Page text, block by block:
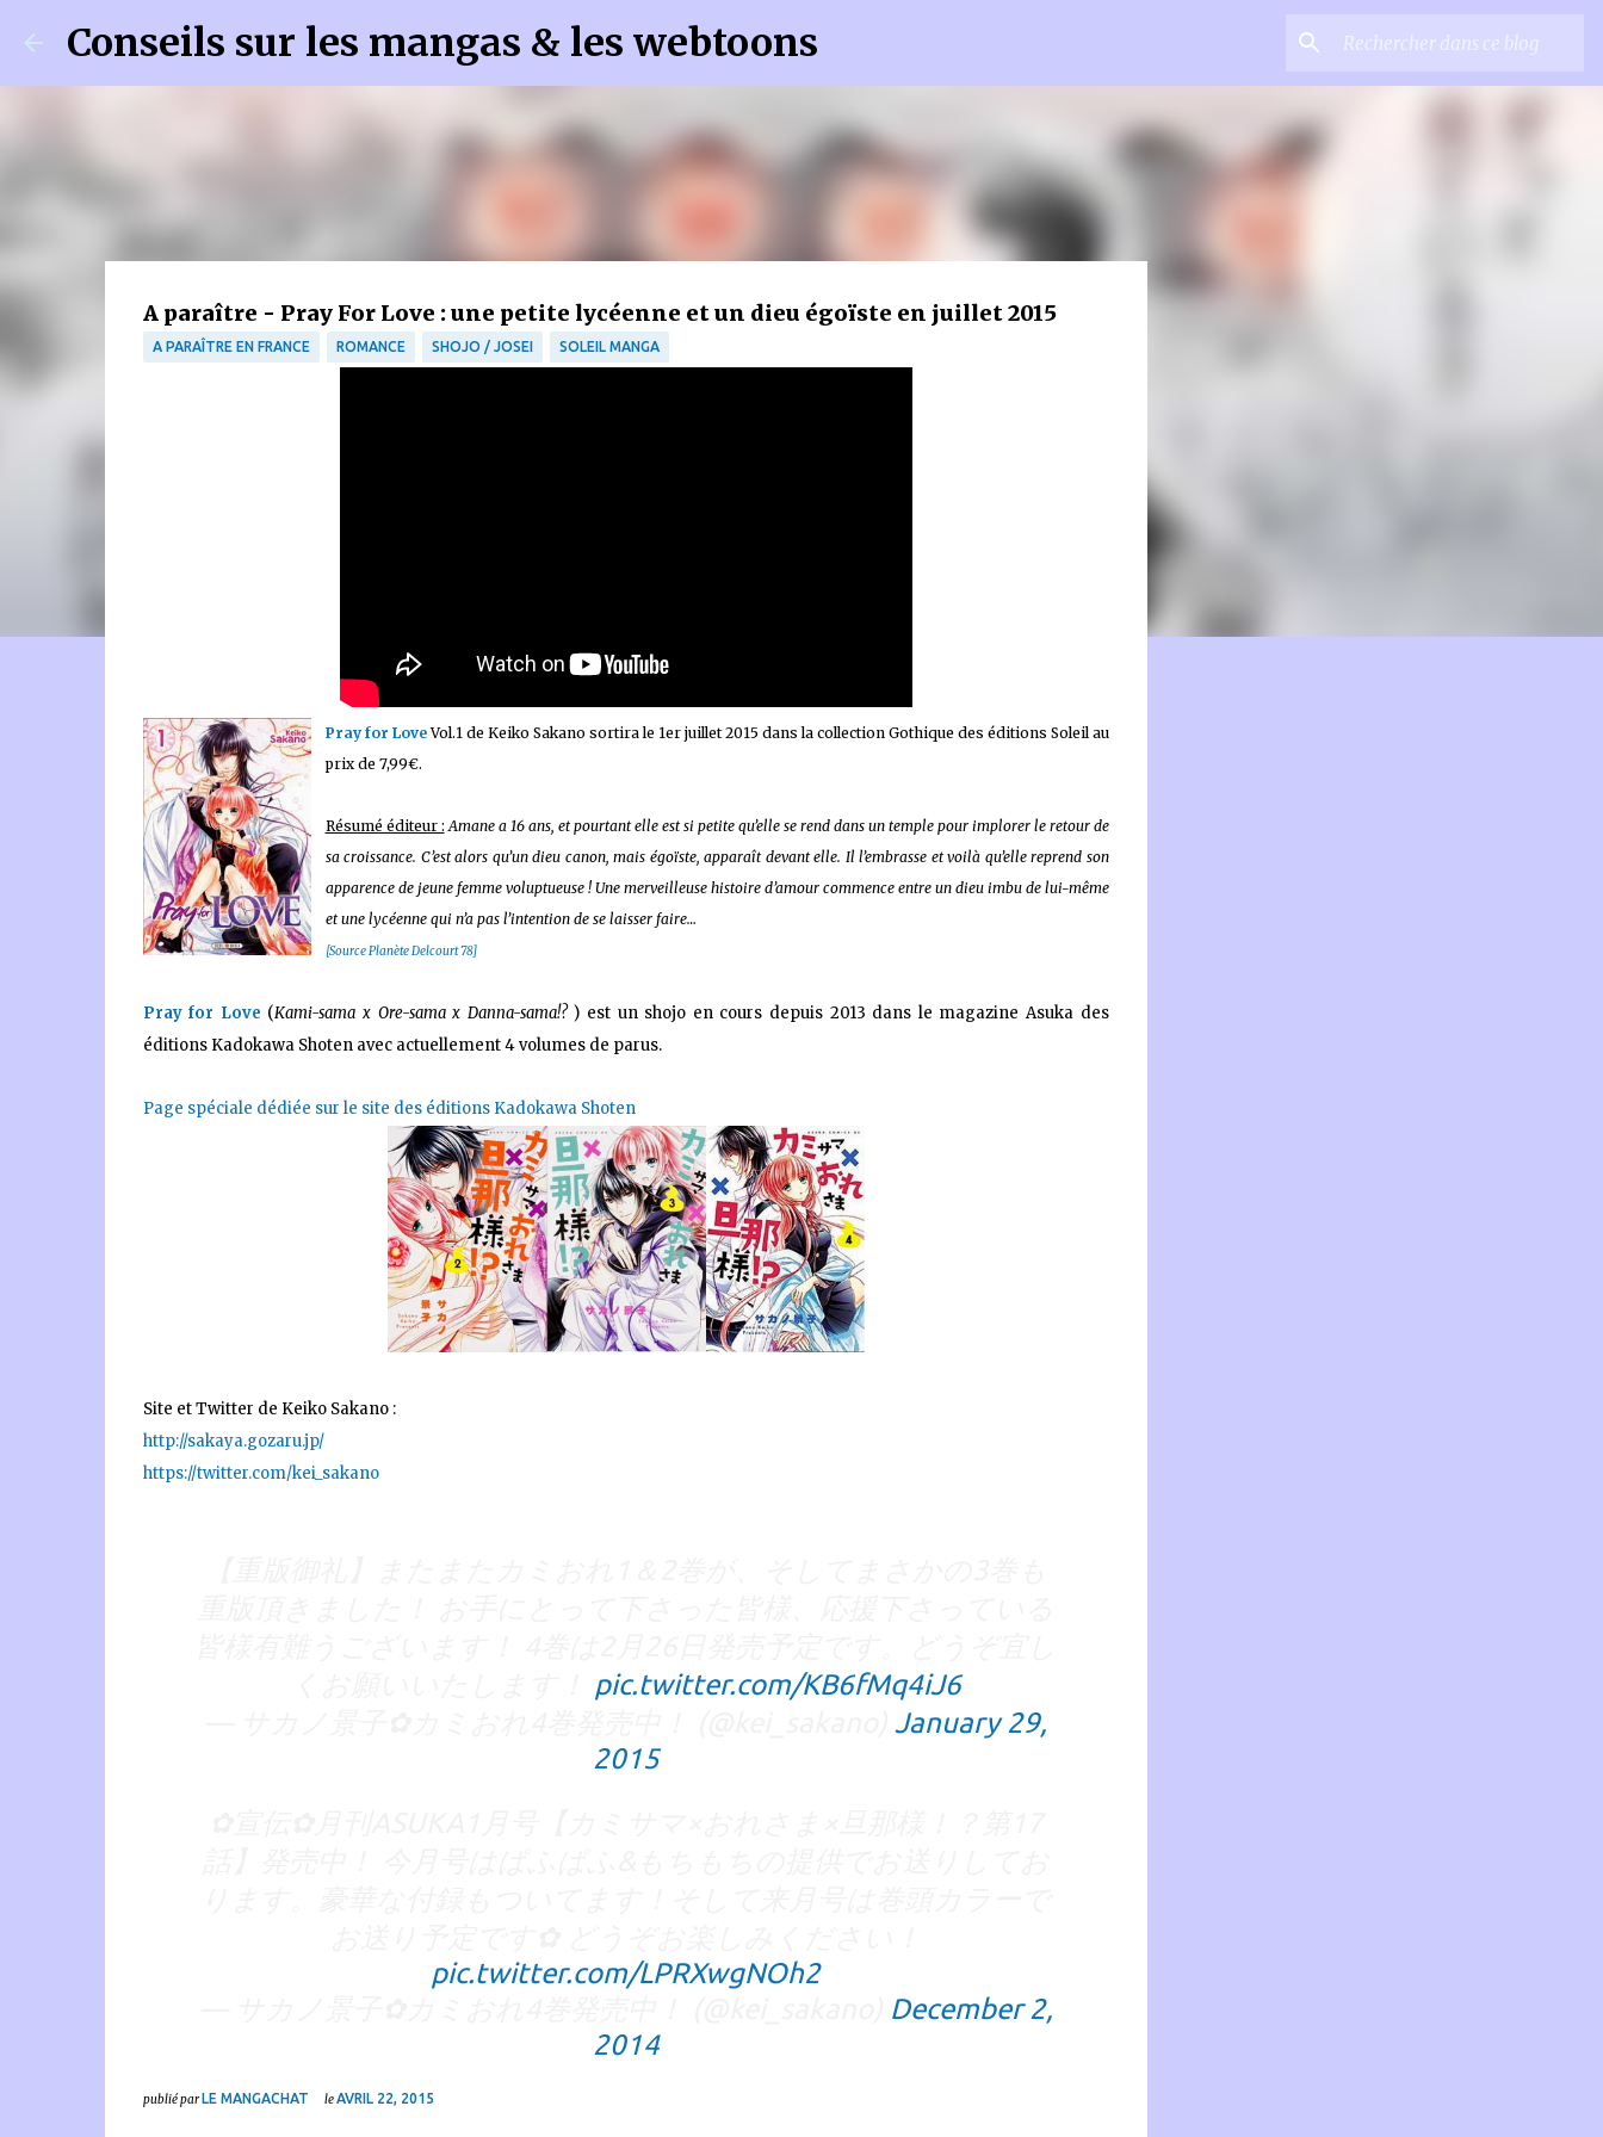
Accéder au contenu principal
Conseils sur les mangas & les webtoons
🐈‍⬛ En tant que Partenaire Amazon, je réalise un bénéfice sur les achats remplissant les conditions requises quand vous achetez sur Amazon.fr
A paraître - Pray For Love : une petite lycéenne et un dieu égoïste en juillet 2015
A PARAÎTRE EN FRANCE ROMANCE SHOJO / JOSEI SOLEIL MANGA
Pray for LoveVol.1 de Keiko Sakano sortira le 1er juillet 2015 dans la collection Gothique des éditions Soleil au
prix de 7,99€.
Résumé éditeur : Amane a 16 ans, et pourtant elle est si petite qu’elle se rend dans un temple pour implorer le retour de
sa croissance. C’est alors qu’un dieu canon, mais égoïste, apparaît devant elle. Il l’embrasse et voilà qu’elle reprend son
apparence de jeune femme voluptueuse ! Une merveilleuse histoire d’amour commence entre un dieu imbu de lui-même
et une lycéenne qui n’a pas l’intention de se laisser faire…
[Source Planète Delcourt 78]
Pray for Love (Kami-sama x Ore-sama x Danna-sama!?) est un shojo en cours depuis 2013 dans le magazine Asuka des
éditions Kadokawa Shoten avec actuellement 4 volumes de parus.
Page spéciale dédiée sur le site des éditions Kadokawa Shoten
Site et Twitter de Keiko Sakano :
http://sakaya.gozaru.jp/
https://twitter.com/kei_sakano
pic.twitter.com/KB6fMq4iJ6
January 29,
2015
pic.twitter.com/LPRXwgNOh2
December 2,
2014
publié parLE MANGACHAT leAVRIL 22, 2015